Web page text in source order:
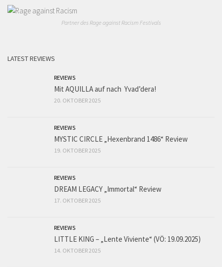
Partner des Rage against Racism Festivals
LATEST REVIEWS
REVIEWS
Mit AQUILLA auf nach Yvad’dera!
20. OKTOBER 2025
REVIEWS
MYSTIC CIRCLE „Hexenbrand 1486“ Review
19. OKTOBER 2025
REVIEWS
DREAM LEGACY „Immortal“ Review
17. OKTOBER 2025
REVIEWS
LITTLE KING – „Lente Viviente“ (VÖ: 19.09.2025)
14. OKTOBER 2025